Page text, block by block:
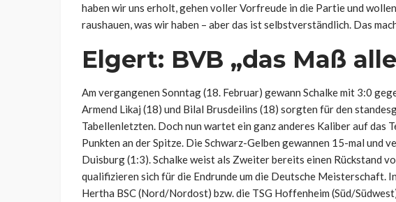
haben wir uns erholt, gehen voller Vorfreude in die Partie und
raushauen, was wir haben – aber das ist selbstverständlich. Das
Elgert: BVB „das Maß
Am vergangenen Sonntag (18. Februar) gewann Schalke mit 3:0
Armend Likaj (18) und Bilal Brusdeilins (18) sorgten für den
Tabellenletzten. Doch nun wartet ein ganz anderes Kaliber auf das
Punkten an der Spitze. Die Schwarz-Gelben gewannen 15-mal und
Duisburg (1:3). Schalke weist als Zweiter bereits einen Rückstand
qualifizieren sich für die Endrunde um die Deutsche Meisterschaft.
Hertha BSC (Nord/Nordost) bzw. die TSG Hoffenheim (Süd/